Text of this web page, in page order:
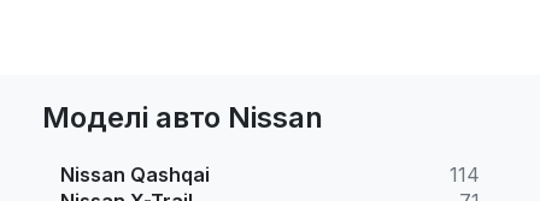
Моделі авто Nissan
Nissan Qashqai
114